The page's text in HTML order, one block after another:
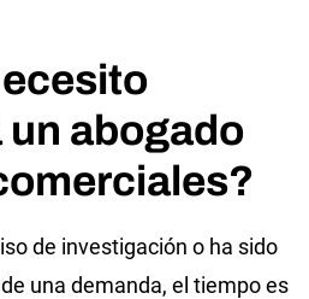
abogado
de investigación o ha sido
una demanda, el tiempo es